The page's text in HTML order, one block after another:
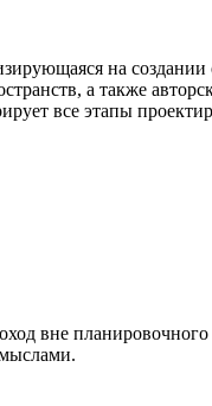
на
а также
все этапы
вне